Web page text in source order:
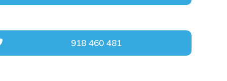
918 460 481